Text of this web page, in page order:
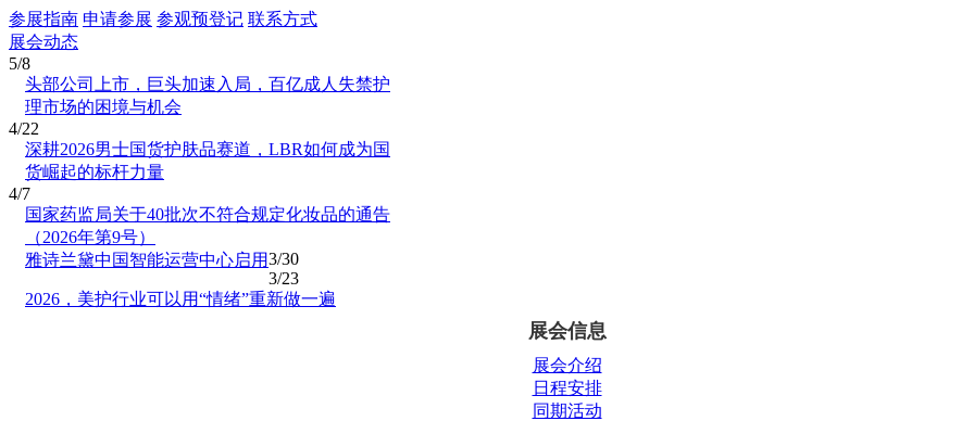
参展指南 申请参展 参观预登记 联系方式
展会动态
5/8
头部公司上市，巨头加速入局，百亿成人失禁护
理市场的困境与机会
4/22
深耕2026男士国货护肤品赛道，LBR如何成为国
货崛起的标杆力量
4/7
国家药监局关于40批次不符合规定化妆品的通告
（2026年第9号）
3/30
雅诗兰黛中国智能运营中心启用
3/23
2026，美护行业可以用“情绪”重新做一遍
展会信息
展会介绍
日程安排
同期活动